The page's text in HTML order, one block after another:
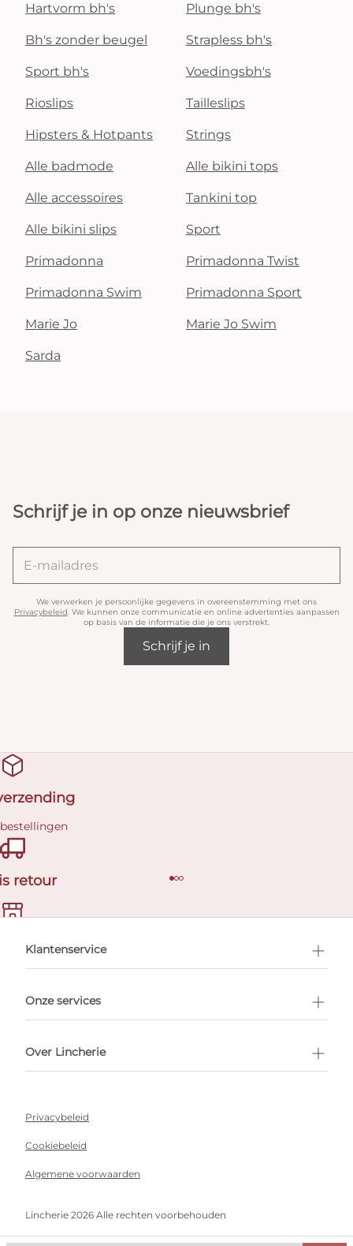
Hartvorm bh's Plunge bh's
Bh's zonder beugel Strapless bh's
Sport bh's Voedingsbh's
Rioslips Tailleslips
Hipsters & Hotpants Strings
Alle badmode Alle bikini tops
Alle accessoires Tankini top
Alle bikini slips Sport
Primadonna Primadonna Twist
Primadonna Swim Primadonna Sport
Marie Jo Marie Jo Swim
Sarda
Schrijf je in op onze nieuwsbrief
We verwerken je persoonlijke gegevens in overeenstemming met ons
Privacybeleid. We kunnen onze communicatie en online advertenties aanpassen
op basis van de informatie die je ons verstrekt.
Schrijf je in
retour
afspraak
Klantenservice
Onze services
Over Lincherie
Privacybeleid
Cookiebeleid
Algemene voorwaarden
Lincherie 2026 Alle rechten voorbehouden